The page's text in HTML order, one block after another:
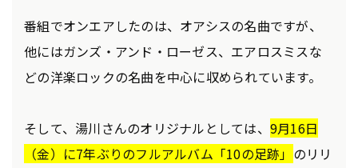
番組でオンエアしたのは、オアシスの名曲ですが、
他にはガンズ・アンド・ローゼス、エアロスミスな
どの洋楽ロックの名曲を中心に収められています。
そして、湯川さんのオリジナルとしては、 9月16日
（金）に7年ぶりのフルアルバム「10の足跡」 のリリ